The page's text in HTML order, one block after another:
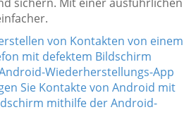
von Kontakten von einem
mit defektem Bildschirm
Wiederherstellungs-App
Sie Kontakte von Android mit
mithilfe der Android-